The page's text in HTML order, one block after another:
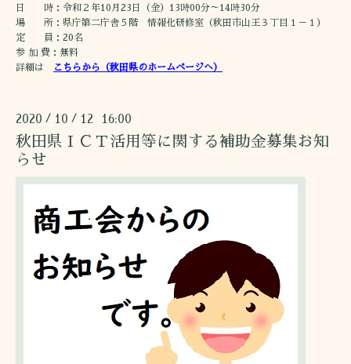
日 時：令和２年10月23日（金）13時00分～14時30分
場 所：県庁第二庁舎５階 情報化研修室（秋田市山王３丁目１－１）
定 員：20名
参 加 費：無料
詳細は
こちらから（秋田県のホームページへ）
2020 / 10 / 12 16:00
秋田県ＩＣＴ活用等に関する補助金募集お知
らせ